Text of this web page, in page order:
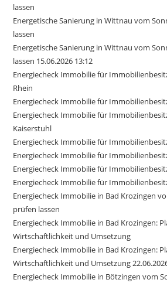
lassen
Energetische Sanierung in Wittnau vom
lassen
Energetische Sanierung in Wittnau vom
lassen 15.06.2026 13:12
Energiecheck Immobilie für
Rhein
Energiecheck Immobilie für
Energiecheck Immobilie für
Kaiserstuhl
Energiecheck Immobilie für
Energiecheck Immobilie für
Energiecheck Immobilie für
Energiecheck Immobilie für
Energiecheck Immobilie in Bad Krozingen
prüfen lassen
Energiecheck Immobilie in Bad Krozingen:
Wirtschaftlichkeit und Umsetzung
Energiecheck Immobilie in Bad Krozingen:
Wirtschaftlichkeit und Umsetzung
Energiecheck Immobilie in Bötzingen vom